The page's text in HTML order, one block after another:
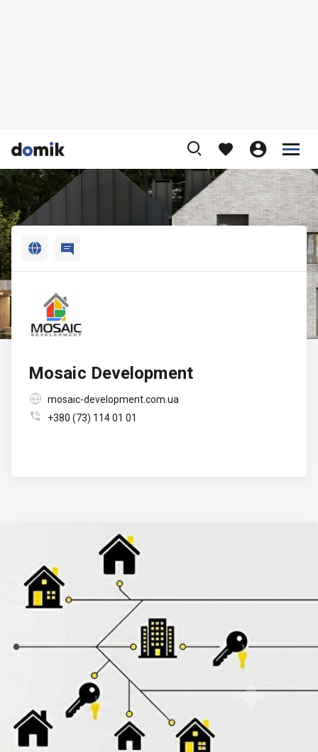


    




 
Mosaic Development
 mosaic-development.com.ua
 +380 (73) 114 01 01